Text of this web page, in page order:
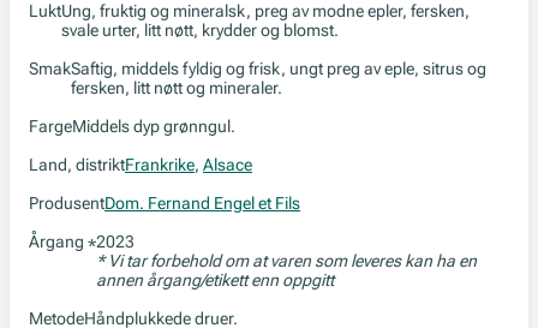
LuktUng, fruktig og mineralsk, preg av modne epler, fersken,
svale urter, litt nøtt, krydder og blomst.
SmakSaftig, middels fyldig og frisk, ungt preg av eple, sitrus og
fersken, litt nøtt og mineraler.
FargeMiddels dyp grønngul.
Land, distriktFrankrike, Alsace
ProdusentDom. Fernand Engel et Fils
Årgang *2023
* Vi tar forbehold om at varen som leveres kan ha en
annen årgang/etikett enn oppgitt
MetodeHåndplukkede druer.